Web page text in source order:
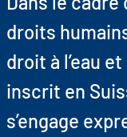
droits
droit à l’eau
inscrit en
s’engage